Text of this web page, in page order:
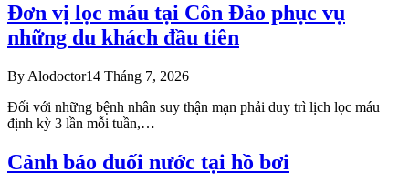
Đơn vị lọc máu tại Côn Đảo phục vụ
những du khách đầu tiên
By Alodoctor14 Tháng 7, 2026
Đối với những bệnh nhân suy thận mạn phải duy trì lịch lọc máu
định kỳ 3 lần mỗi tuần,…
Cảnh báo đuối nước tại hồ bơi